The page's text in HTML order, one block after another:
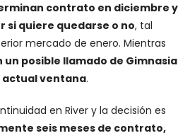
contrato en diciembre y
si quiere quedarse o no, tal
mercado de enero. Mientras
un posible llamado de Gimnasia
ventana.
en River y la decisión es
seis meses de contrato,